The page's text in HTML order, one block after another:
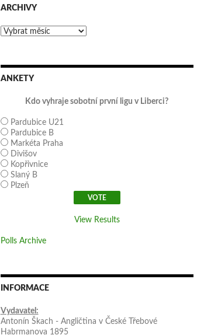
ARCHIVY
Archivy
ANKETY
Kdo vyhraje sobotní první ligu v Liberci?
Pardubice U21
Pardubice B
Markéta Praha
Divišov
Kopřivnice
Slaný B
Plzeň
View Results
Polls Archive
INFORMACE
Vydavatel:
Antonín Škach - Angličtina v České Třebové
Habrmanova 1895